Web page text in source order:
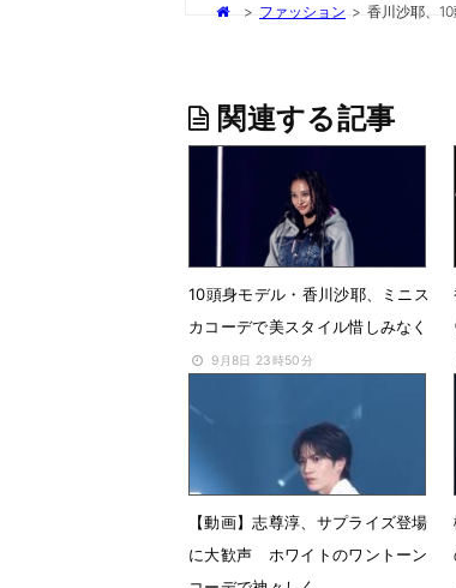
> ファッション > 香川沙耶、
関連する記事
10頭身モデル・香川沙耶、ミニス
カコーデで美スタイル惜しみなく
9月8日 23時50分
【動画】志尊淳、サプライズ登場
に大歓声 ホワイトのワントーン